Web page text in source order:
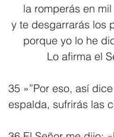
la romperás en
y te desgarrarás los
porque yo lo he
Lo
35 »”Por eso, así
espalda, sufrirás las